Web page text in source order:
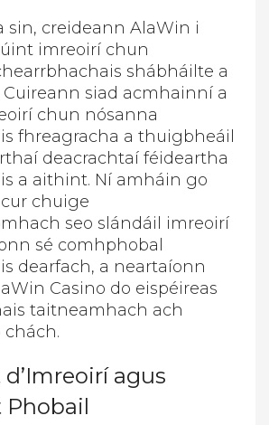
sin, creideann AlaWin i
imreoirí chun
shábháilte a
siad acmhainní a
chun nósanna
fhreagracha a thuigbheáil
deacrachtaí féideartha
a aithint. Ní amháin go
chuige
seo slándáil imreoirí
sé comhphobal
dearfach, a neartaíonn
Casino do eispéireas
taitneamhach ach
chách.
agus
Phobail